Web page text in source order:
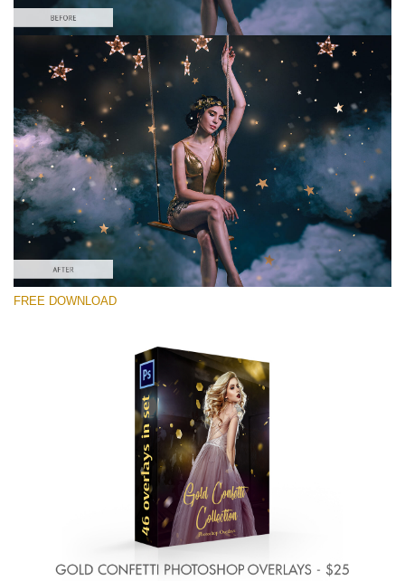
Xin hãy lựa chọn
Free Photoshop Overlay #7
Small 800*533px
Gold Confetti
(46 Overlays)
Large 6000*4000px
Large 6000*4000px
Tải xuống miễn phí
FREE DOWNLOAD